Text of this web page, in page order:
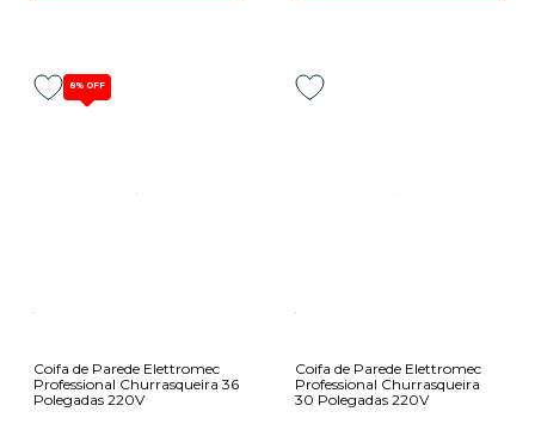
8% OFF
Coifa de Parede Elettromec
Professional Churrasqueira 36
Polegadas 220V
Coifa de Parede Elettromec
Professional Churrasqueira
30 Polegadas 220V